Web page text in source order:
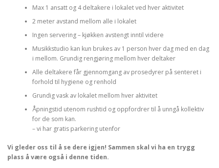
Max 1 ansatt og 4 deltakere i lokalet ved hver aktivitet
2 meter avstand mellom alle i lokalet
Ingen servering – kjøkken avstengt inntil videre
Musikkstudio kan kun brukes av 1 person hver dag med en dag
i mellom. Grundig rengjøring mellom hver deltaker
Alle deltakere får gjennomgang av prosedyrer på senteret i
forhold til hygiene og renhold
Grundig vask av lokalet mellom hver aktivitet
Åpningstid utenom rushtid og oppfordrer til å unngå kollektiv
for de som kan.
– vi har gratis parkering utenfor
Vi gleder oss til å se dere igjen! Sammen skal vi ha en trygg
plass å være også i denne tiden.